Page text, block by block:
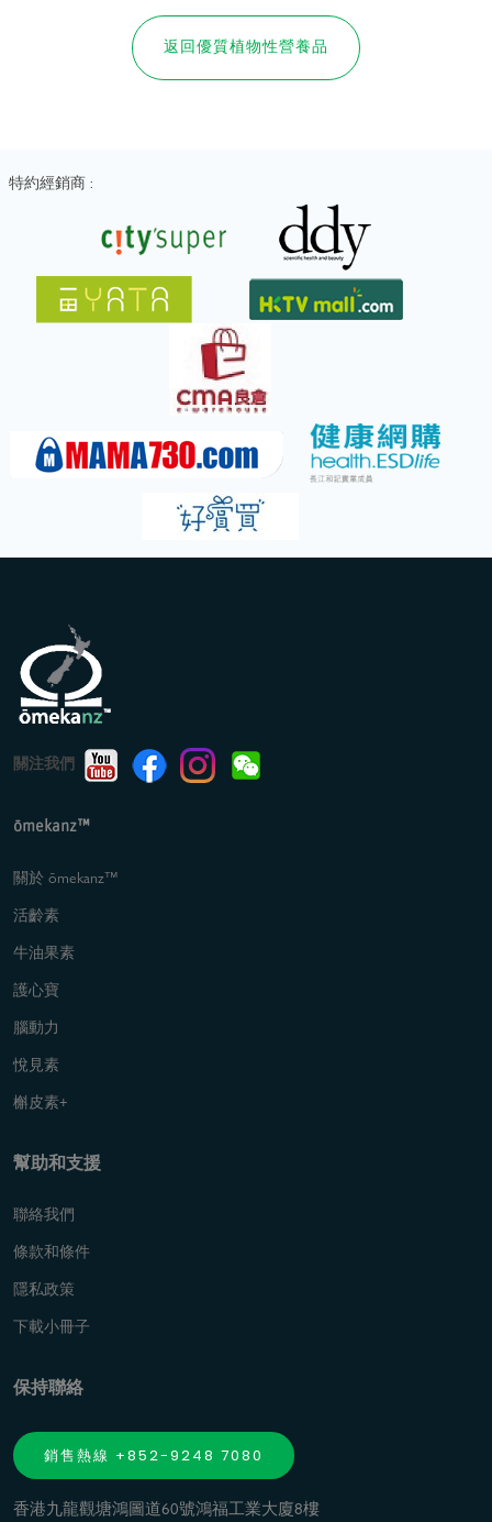
返回優質植物性營養品
特約經銷商 :
關注我們
ōmekanz™
關於 ōmekanz™
活齡素
牛油果素
護心寶
腦動力
悅見素
槲皮素+
幫助和支援
聯絡我們
條款和條件
隱私政策
下載小冊子
保持聯絡
銷售熱線 +852-9248 7080
香港九龍觀塘鴻圖道60號鴻福工業大廈8樓